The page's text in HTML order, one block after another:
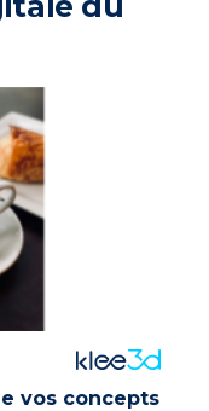
vos concepts